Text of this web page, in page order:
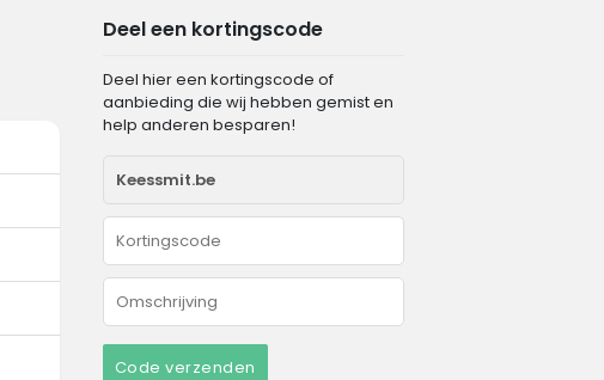
Deel een kortingscode
Deel hier een kortingscode of
aanbieding die wij hebben gemist en
help anderen besparen!
Code verzenden